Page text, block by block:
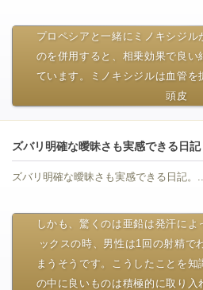
プロペシアと一緒にミノキシジ
のを併用すると、相乗効果で良い
ています。ミノキシジルは血管を
頭皮
ズバリ明確な曖昧さも実感できる日記
ズバリ明確な曖昧さも実感できる日記。...
しかも、驚くのは亜鉛は発汗に
ックスの時、男性は1回の射精で
まうそうです。こうしたことを
の中に良いものは積極的に取り入